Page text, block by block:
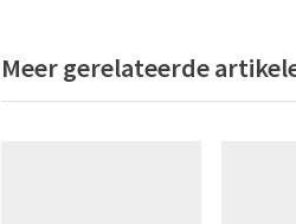
i
o
Meer gerelateerde